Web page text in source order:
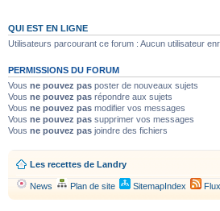
QUI EST EN LIGNE
Utilisateurs parcourant ce forum : Aucun utilisateur
PERMISSIONS DU FORUM
Vous ne pouvez pas poster de nouveaux sujets
Vous ne pouvez pas répondre aux sujets
Vous ne pouvez pas modifier vos messages
Vous ne pouvez pas supprimer vos messages
Vous ne pouvez pas joindre des fichiers
Les recettes de Landry
News Plan de site SitemapIndex